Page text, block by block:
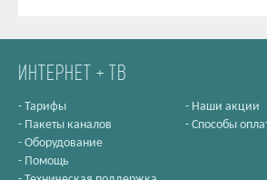
ИНТЕРНЕТ + ТВ
- Тарифы
- Пакеты каналов
- Оборудование
- Помощь
- Наши акции
- Способы